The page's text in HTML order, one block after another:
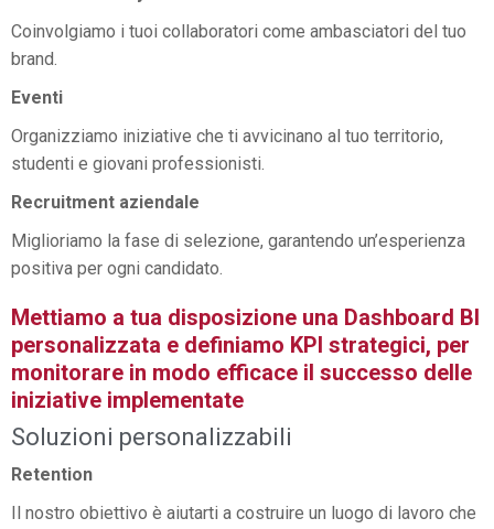
Coinvolgiamo i tuoi collaboratori come ambasciatori del tuo
brand.
Eventi
Organizziamo iniziative che ti avvicinano al tuo territorio,
studenti e giovani professionisti.
Recruitment aziendale
Miglioriamo la fase di selezione, garantendo un’esperienza
positiva per ogni candidato.
Mettiamo a tua disposizione una Dashboard BI
personalizzata e definiamo KPI strategici, per
monitorare in modo efficace il successo delle
iniziative implementate
Soluzioni personalizzabili
Retention
Il nostro obiettivo è aiutarti a costruire un luogo di lavoro che